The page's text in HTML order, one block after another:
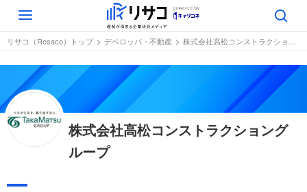
Toggle
navigation
リサコ（Resaco）トップ デベロッパ・不動産 株式会社高松コンストラクショングループ
株式会社高松コンストラクショング
ループ